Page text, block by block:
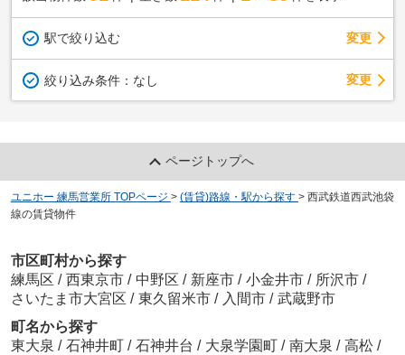
駅で絞り込む 変更
絞り込み条件： なし 変更
ページトップへ
ユニホー 練馬営業所 TOPページ > (賃貸)路線・駅から探す > 西武鉄道西武池袋
線の賃貸物件
市区町村から探す
練馬区 / 西東京市 / 中野区 / 新座市 / 小金井市 / 所沢市 /
さいたま市大宮区 / 東久留米市 / 入間市 / 武蔵野市
町名から探す
東大泉 / 石神井町 / 石神井台 / 大泉学園町 / 南大泉 / 高松 /